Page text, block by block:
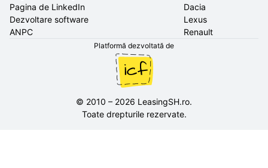
Pagina de LinkedIn
Dezvoltare software
ANPC
Dacia
Lexus
Renault
Platformă dezvoltată de
© 2010 – 2026 LeasingSH.ro.
Toate drepturile rezervate.